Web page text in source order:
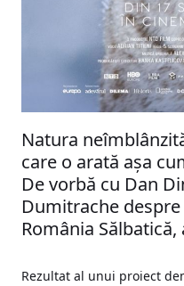
Natura
care o arată aşa
De vorbă cu Dan
Dumitrache
România
Rezultat al unui proiect